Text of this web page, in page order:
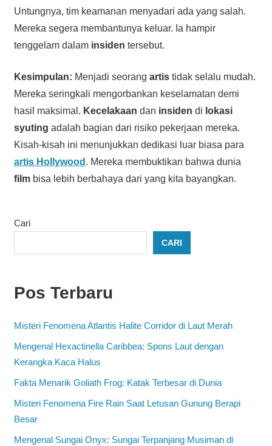
Untungnya, tim keamanan menyadari ada yang salah.
Mereka segera membantunya keluar. Ia hampir
tenggelam dalam insiden tersebut.
Kesimpulan: Menjadi seorang artistidak selalu mudah.
Mereka seringkali mengorbankan keselamatan demi
hasil maksimal. Kecelakaan dan insiden di lokasi
syuting adalah bagian dari risiko pekerjaan mereka.
Kisah-kisah ini menunjukkan dedikasi luar biasa para
artis Hollywood . Mereka membuktikan bahwa dunia
filmbisa lebih berbahaya dari yang kita bayangkan.
Cari
CARI
Pos Terbaru
Misteri Fenomena Atlantis Halite Corridor di Laut Merah
Mengenal Hexactinella Caribbea: Spons Laut dengan
Kerangka Kaca Halus
Fakta Menarik Goliath Frog: Katak Terbesar di Dunia
Misteri Fenomena Fire Rain Saat Letusan Gunung Berapi
Besar
Mengenal Sungai Onyx: Sungai Terpanjang Musiman di